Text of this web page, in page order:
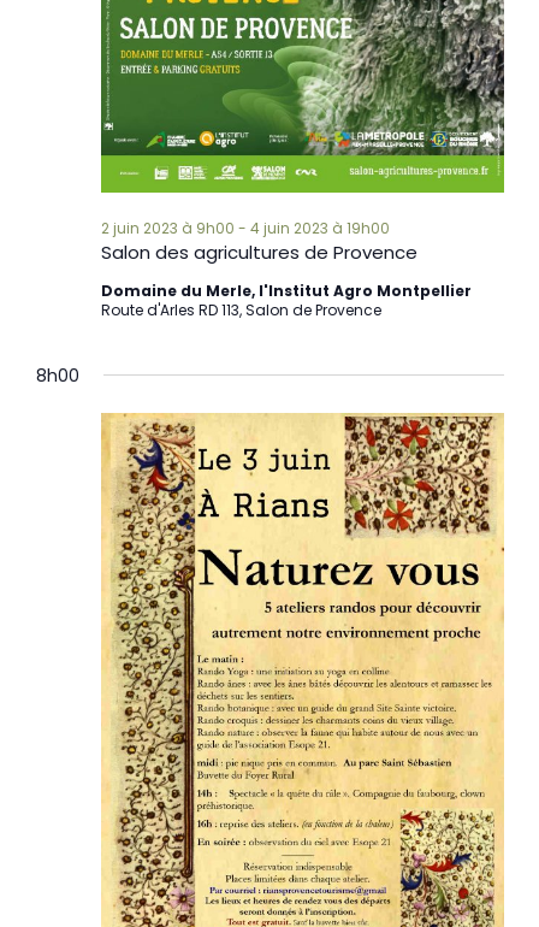
Salon des agricultures de Provence
2 juin 2023 à 9h00 - 4 juin 2023 à 19h00
Domaine du Merle, l'Institut Agro Montpellier
Route d'Arles RD 113, Salon de Provence
8h00